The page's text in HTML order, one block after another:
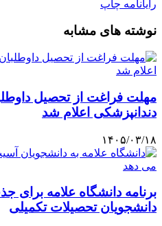
رایانامه چاپ
نوشته های مشابه
مهلت فراغت از تحصیل
دندانپزشکی اعلام شد
۱۴۰۵/۰۳/۱۸
برنامه دانشگاه علامه برای
دانشجویان تحصیلات تکمیلی